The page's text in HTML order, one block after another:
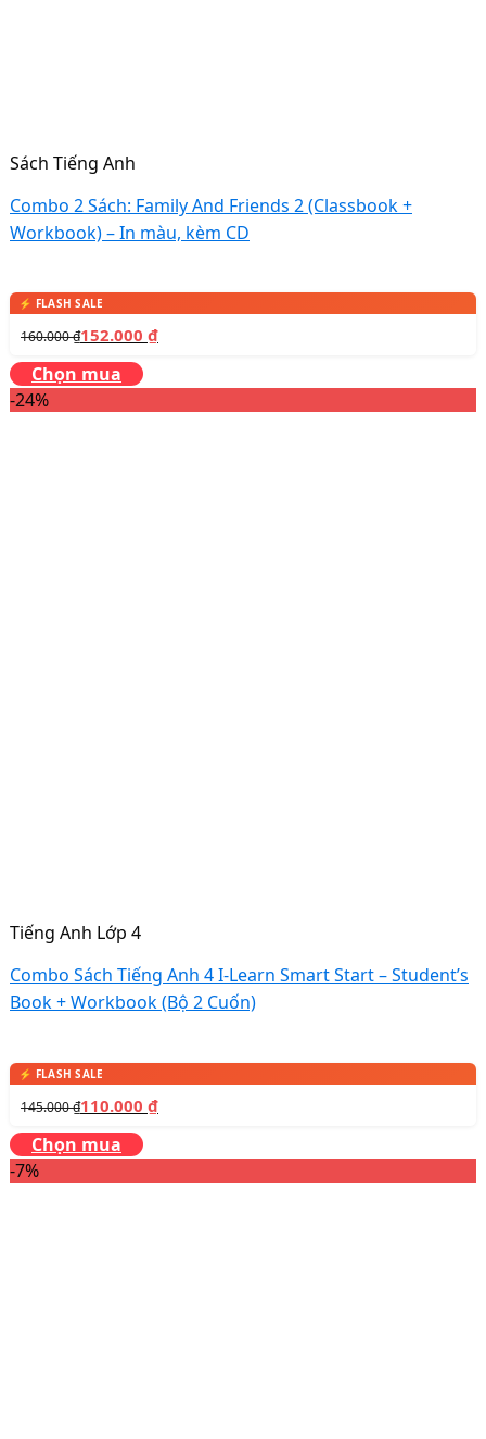
Sách Tiếng Anh
Combo 2 Sách: Family And Friends 2 (Classbook +
Workbook) – In màu, kèm CD
160.000₫152.000 ₫
Chọn mua
-24%
Tiếng Anh Lớp 4
Combo Sách Tiếng Anh 4 I-Learn Smart Start – Student’s
Book + Workbook (Bộ 2 Cuốn)
145.000₫110.000 ₫
Chọn mua
-7%